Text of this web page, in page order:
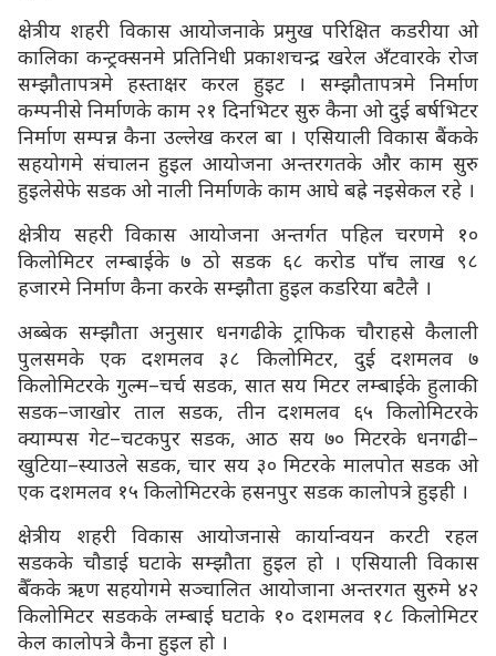
क्षेत्रीय शहरी विकास आयोजनाके प्रमुख परिक्षित कडरीया ओ
कालिका कन्ट्रक्सनमे प्रतिनिधी प्रकाशचन्द्र खरेल अँटवारके रोज
सम्झौतापत्रमे हस्ताक्षर करल हुइट । सम्झौतापत्रमे निर्माण
कम्पनीसे निर्माणके काम २१ दिनभिटर सुरु कैना ओ दुई बर्षभिटर
निर्माण सम्पन्न कैना उल्लेख करल बा । एसियाली विकास बैंकके
सहयोगमे संचालन हुइल आयोजना अन्तरगतके और काम सुरु
हुइलेसेफे सडक ओ नाली निर्माणके काम आघे बह्रे नइसेकल रहे ।
क्षेत्रीय सहरी विकास आयोजना अन्तर्गत पहिल चरणमे १०
किलोमिटर लम्बाईके ७ ठो सडक ६८ करोड पाँच लाख ९८
हजारमे निर्माण कैना करके सम्झौता हुइल कडरिया बटैलै ।
अब्बेक सम्झौता अनुसार धनगढीके ट्राफिक चौराहसे कैलाली
पुलसमके एक दशमलव ३८ किलोमिटर, दुई दशमलव ७
किलोमिटरके गुल्म–चर्च सडक, सात सय मिटर लम्बाईके हुलाकी
सडक–जाखोर ताल सडक, तीन दशमलव ६५ किलोमिटरके
क्याम्पस गेट–चटकपुर सडक, आठ सय ७० मिटरके धनगढी–
खुटिया–स्याउले सडक, चार सय ३० मिटरके मालपोत सडक ओ
एक दशमलव १५ किलोमिटरके हसनपुर सडक कालोपत्रे हुइही ।
क्षेत्रीय शहरी विकास आयोजनासे कार्यान्वयन करटी रहल
सडकके चौडाई घटाके सम्झौता हुइल हो । एसियाली विकास
बैँकके ऋण सहयोगमे सञ्चालित आयोजाना अन्तरगत सुरुमे ४२
किलोमिटर सडकके लम्बाई घटाके १० दशमलव १८ किलोमिटर
केल कालोपत्रे कैना हुइल हो ।